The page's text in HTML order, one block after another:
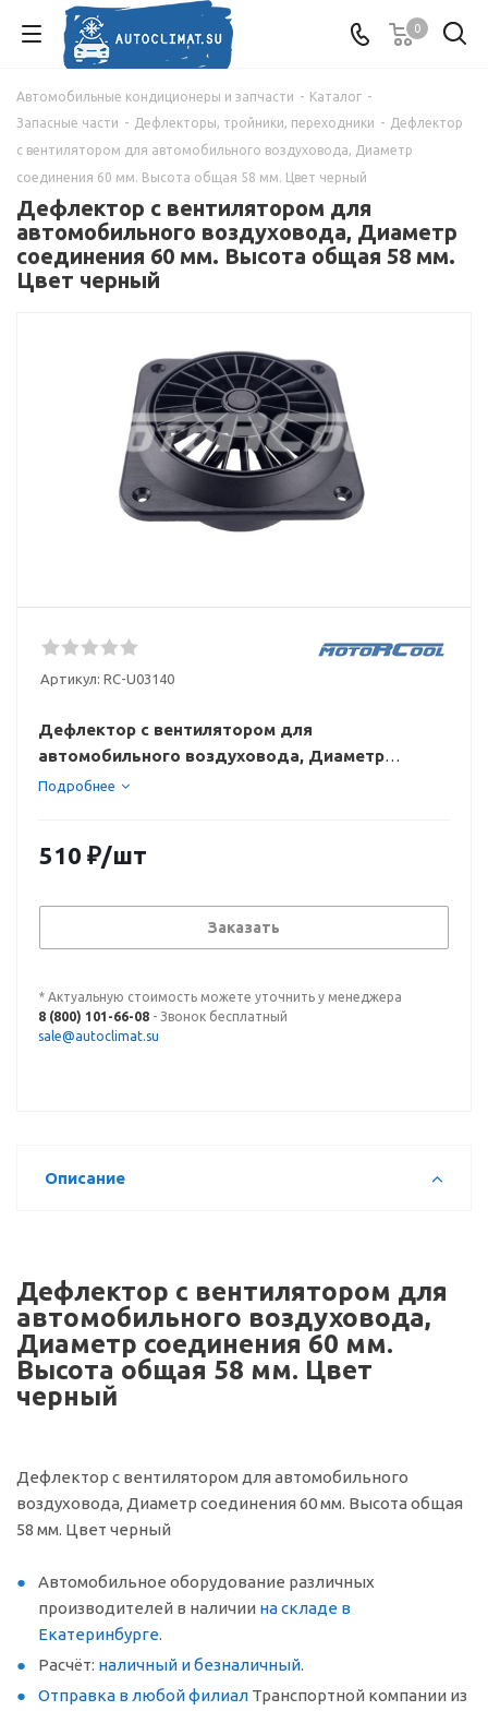
0
Автомобильные кондиционеры и запчасти - Каталог -
Запасные части - Дефлекторы, тройники, переходники - Дефлектор
с вентилятором для автомобильного воздуховода, Диаметр
соединения 60 мм. Высота общая 58 мм. Цвет черный
Дефлектор с вентилятором для
автомобильного воздуховода, Диаметр
соединения 60 мм. Высота общая 58 мм.
Цвет черный
Артикул: RC-U03140
Дефлектор с вентилятором для
автомобильного воздуховода, Диаметр
соединения 60 мм. Высота общая 58 мм. Цвет
Подробнее
510 ₽/шт
Заказать
* Актуальную стоимость можете уточнить у менеджера
8 (800) 101-66-08 - Звонок бесплатный
sale@autoclimat.su
Описание
Дефлектор с вентилятором для
автомобильного воздуховода,
Диаметр соединения 60 мм.
Высота общая 58 мм. Цвет
черный
Дефлектор с вентилятором для автомобильного
воздуховода, Диаметр соединения 60 мм. Высота общая
58 мм. Цвет черный
Автомобильное оборудование различных
производителей в наличии на складе в
Екатеринбурге.
Расчёт: наличный и безналичный.
Отправка в любой филиал Транспортной компании из